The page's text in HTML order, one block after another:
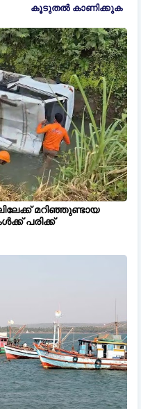
കൂടുതൽ‍ കാണിക്കുക
മറിഞ്ഞുണ്ടായ
പരിക്ക്